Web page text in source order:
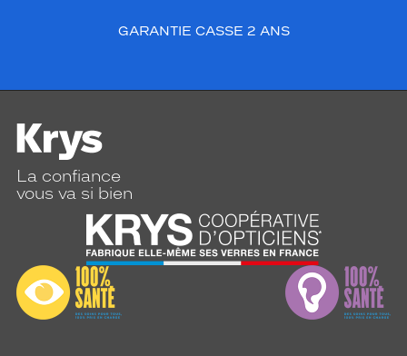
GARANTIE CASSE 2 ANS
La confiance
vous va si bien